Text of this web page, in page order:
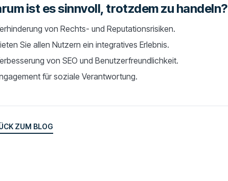
ist es sinnvoll, trotzdem zu handeln?
von Rechts- und Reputationsrisiken.
Sie allen Nutzern ein integratives Erlebnis.
von SEO und Benutzerfreundlichkeit.
für soziale Verantwortung.
ZUM BLOG
ZUM BLOG